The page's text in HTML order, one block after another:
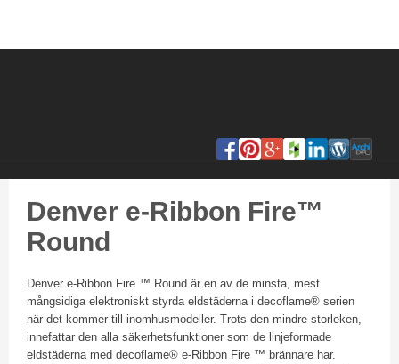
Denver e-Ribbon Fire™
Round
​Denver e-Ribbon Fire ™ Round är en av de minsta, mest
mångsidiga elektroniskt styrda eldstäderna i decoflame® serien
när det kommer till inomhusmodeller. Trots den mindre storleken,
innefattar den alla säkerhetsfunktioner som de linjeformade
eldstäderna med decoflame® e-Ribbon Fire ™ brännare har.